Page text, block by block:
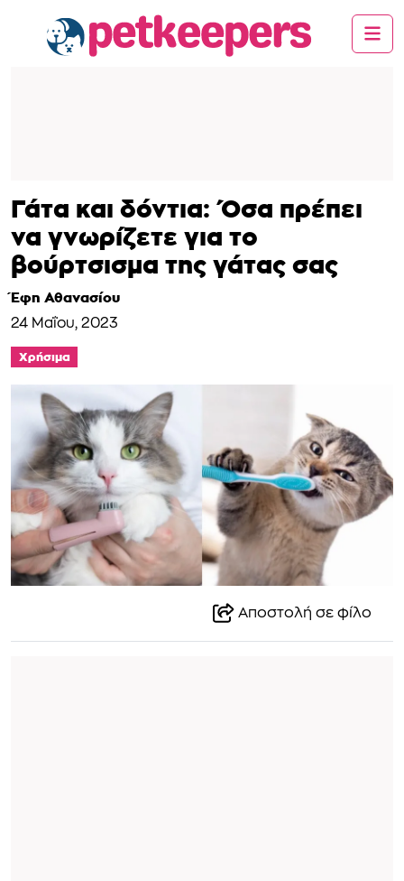
Γάτα και δόντια: Όσα πρέπει
να γνωρίζετε για το
βούρτσισμα της γάτας σας
Έφη Αθανασίου
24 Μαΐου, 2023
Χρήσιμα
Αποστολή σε φίλο